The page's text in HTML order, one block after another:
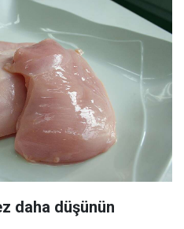
daha düşünün